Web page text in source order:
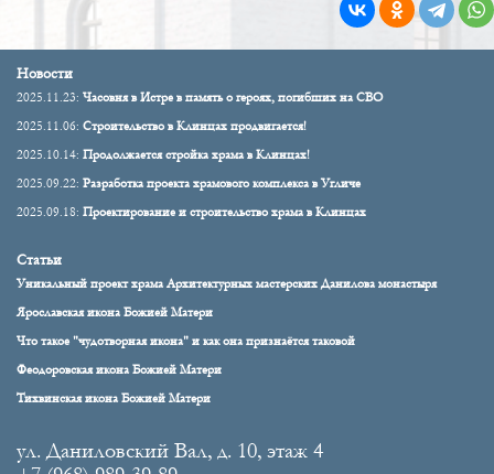
Новости
2025.11.23: Часовня в Истре в память о героях, погибших на СВО
2025.11.06: Строительство в Клинцах продвигается!
2025.10.14: Продолжается стройка храма в Клинцах!
2025.09.22: Разработка проекта храмового комплекса в Угличе
2025.09.18: Проектирование и строительство храма в Клинцах
Статьи
Уникальный проект храма Архитектурных мастерских Данилова монастыря
Ярославская икона Божией Матери
Что такое "чудотворная икона" и как она признаётся таковой
Феодоровская икона Божией Матери
Тихвинская икона Божией Матери
ул. Даниловский Вал, д. 10, этаж 4